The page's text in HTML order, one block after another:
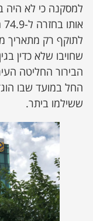
למסקנה כי לא היה
לתוקף רק מתאריך
שחויבו שלא כדין
הבירור החליטה
החל במועד שבו
ששילמו ביתר.